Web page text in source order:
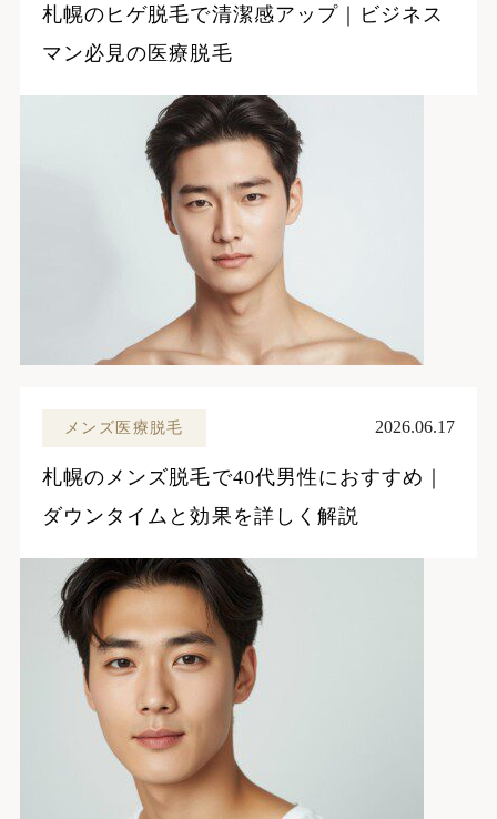
札幌のヒゲ脱毛で清潔感アップ｜ビジネス
マン必見の医療脱毛
メンズ医療脱毛 2026.06.17
札幌のメンズ脱毛で40代男性におすすめ｜
ダウンタイムと効果を詳しく解説